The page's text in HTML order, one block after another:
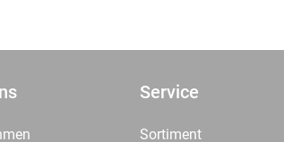
Service
Sortiment